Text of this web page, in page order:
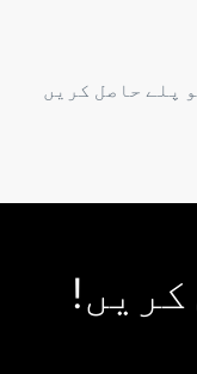
پلے حاصل کریں
کریں!